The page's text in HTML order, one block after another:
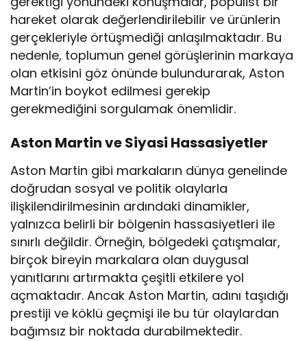
hareket olarak değerlendirilebilir ve ürünlerin
gerçekleriyle örtüşmediği anlaşılmaktadır. Bu
nedenle, toplumun genel görüşlerinin markaya
olan etkisini göz önünde bulundurarak, Aston
Martin’in boykot edilmesi gerekip
gerekmediğini sorgulamak önemlidir.
Aston Martin ve Siyasi Hassasiyetler
Aston Martin gibi markaların dünya genelinde
doğrudan sosyal ve politik olaylarla
ilişkilendirilmesinin ardındaki dinamikler,
yalnızca belirli bir bölgenin hassasiyetleri ile
sınırlı değildir. Örneğin, bölgedeki çatışmalar,
birçok bireyin markalara olan duygusal
yanıtlarını artırmakta çeşitli etkilere yol
açmaktadır. Ancak Aston Martin, adını taşıdığı
prestiji ve köklü geçmişi ile bu tür olaylardan
bağımsız bir noktada durabilmektedir.